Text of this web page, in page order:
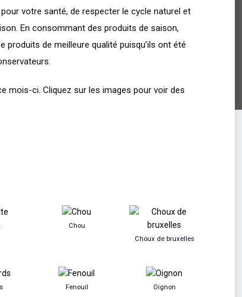
votre santé, de respecter le cycle naturel et
En consommant des produits de saison,
de meilleure qualité puisqu’ils ont été
mois-ci. Cliquez sur les images pour voir des
Chou
Choux de bruxelles
Fenouil Oignon